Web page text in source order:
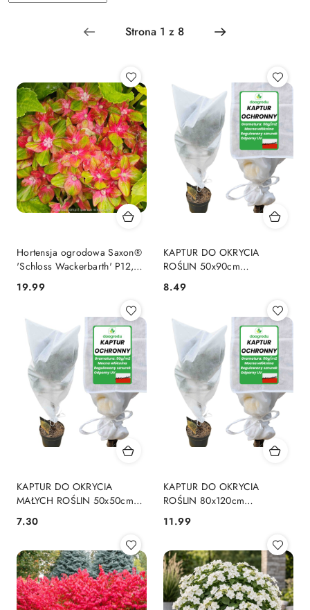
Hortensja ogrodowa Saxon®
'Schloss Wackerbarth' P12,
wys. 30-40 cm
Cena:
19.99
KAPTUR DO OKRYCIA
ROŚLIN 50x90cm
AGROWŁÓKNINA ZIMA
Cena:
8.49
KAPTUR DO OKRYCIA
MAŁYCH ROŚLIN 50x50cm
MOCNY 50G
Cena:
7.30
KAPTUR DO OKRYCIA
ROŚLIN 80x120cm
Cena:
11.99